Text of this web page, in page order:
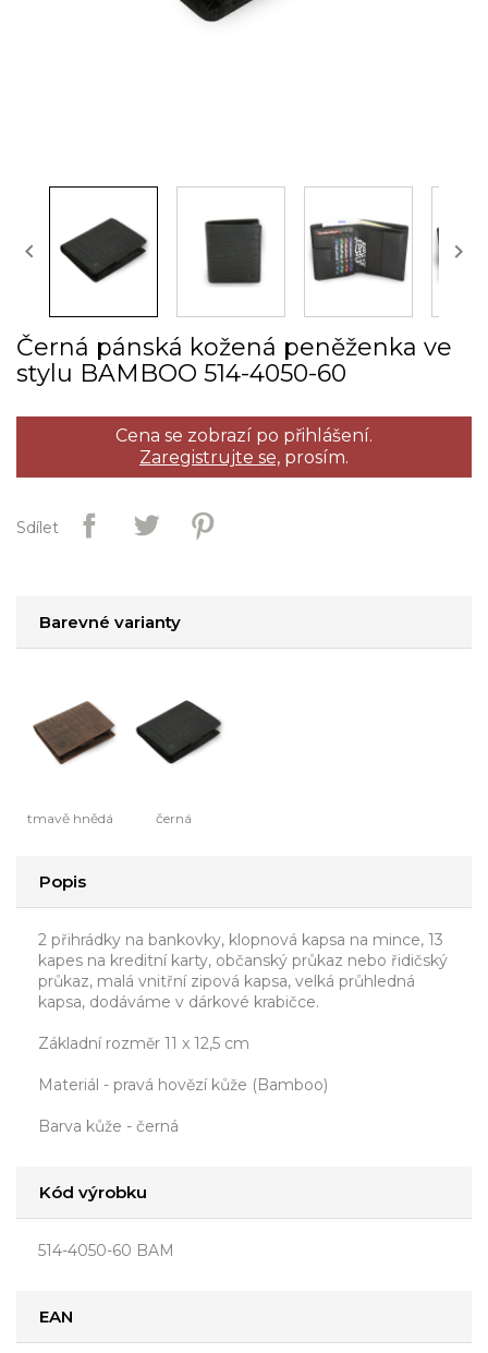
 
Černá pánská kožená peněženka ve
stylu BAMBOO 514­-4050­-60
Cena se zobrazí po přihlášení.
Zaregistrujte se, prosím.
Sdílet
Barevné varianty
tmavě hnědá černá
Popis
2 přihrádky na bankovky, klopnová kapsa na mince, 13
kapes na kreditní karty, občanský průkaz nebo řidičský
průkaz, malá vnitřní zipová kapsa, velká průhledná
kapsa, dodáváme v dárkové krabičce.
Základní rozměr 11 x 12,5 cm
Materiál - pravá hovězí kůže (Bamboo)
Barva kůže - černá
Kód výrobku
514-4050-60 BAM
EAN